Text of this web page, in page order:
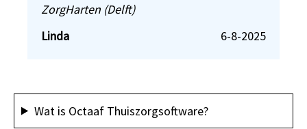
ZorgHarten (Delft)
Linda
6-8-2025
Wat is Octaaf Thuiszorgsoftware?